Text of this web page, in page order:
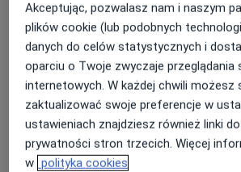
lek. Barbara Fiega-Surma
Lekarz rodzinny·Więcej
7 opinii
Akceptując, pozwalasz nam i naszym
plików cookie (lub podobnych
danych do celów statystycznych i
oparciu o Twoje zwyczaje przeglądania
internetowych. W każdej chwili możesz
zaktualizować swoje preferencje w
ustawieniach znajdziesz również linki
prywatności stron trzecich. Więcej
w polityka cookies